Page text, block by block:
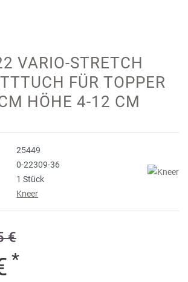
VARIO-STRETCH
FÜR TOPPER
HÖHE 4-12 CM
25449
0-22309-36
1 Stück
Kneer
€
*